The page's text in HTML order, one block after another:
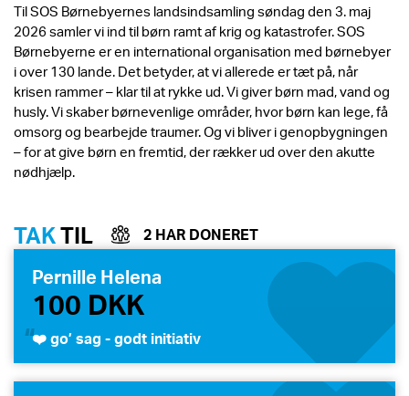
Til SOS Børnebyernes landsindsamling søndag den 3. maj
2026 samler vi ind til børn ramt af krig og katastrofer. SOS
Børnebyerne er en international organisation med børnebyer
i over 130 lande. Det betyder, at vi allerede er tæt på, når
krisen rammer – klar til at rykke ud. Vi giver børn mad, vand og
husly. Vi skaber børnevenlige områder, hvor børn kan lege, få
omsorg og bearbejde traumer. Og vi bliver i genopbygningen
– for at give børn en fremtid, der rækker ud over den akutte
nødhjælp.
TAKTIL 2 HAR DONERET
Pernille Helena
100 DKK
❤️ go’ sag - godt initiativ